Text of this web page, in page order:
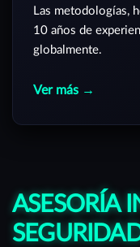
Las metodologías,
10 años de
globalmente.
Ver más →
ASESORÍA